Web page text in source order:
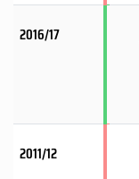
2016/17
2011/12